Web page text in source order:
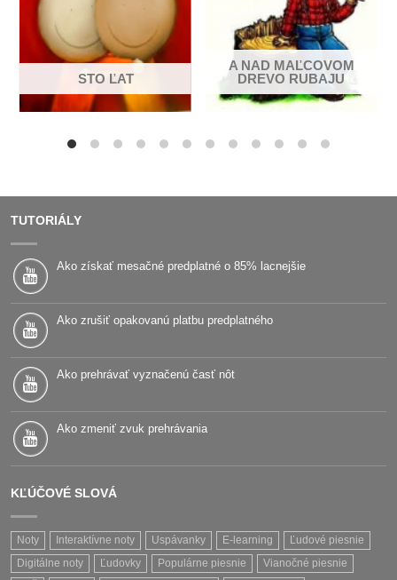
STO ĽAT
A NAD MAĽCOVOM
DREVO RUBAJU
TUTORIÁLY
Ako získať mesačné predplatné o 85% lacnejšie
Ako zrušiť opakovanú platbu predplatného
Ako prehrávať vyznačenú časť nôt
Ako zmeniť zvuk prehrávania
KĽÚČOVÉ SLOVÁ
Noty Interaktívne noty Uspávanky E-learning
Ľudové piesnie
Digitálne noty
Ľudovky Populárne piesnie
Vianočné piesnie